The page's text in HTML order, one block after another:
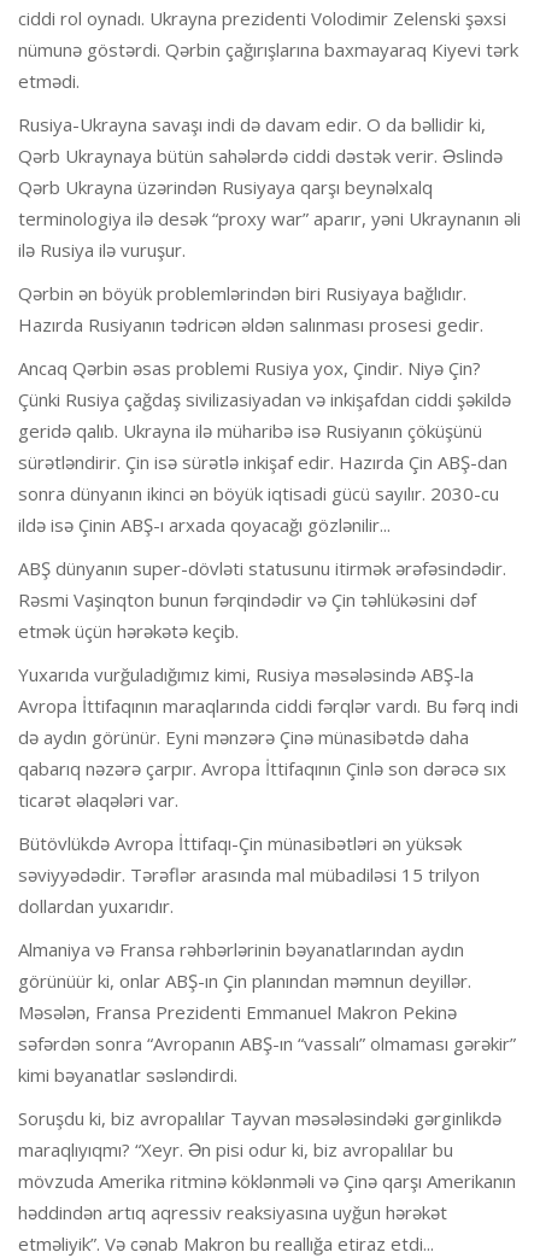
ciddi rol oynadı. Ukrayna prezidenti Volodimir Zelenski şəxsi
nümunə göstərdi. Qərbin çağırışlarına baxmayaraq Kiyevi tərk
etmədi.
Rusiya-Ukrayna savaşı indi də davam edir. O da bəllidir ki,
Qərb Ukraynaya bütün sahələrdə ciddi dəstək verir. Əslində
Qərb Ukrayna üzərindən Rusiyaya qarşı beynəlxalq
terminologiya ilə desək “proxy war” aparır, yəni Ukraynanın əli
ilə Rusiya ilə vuruşur.
Qərbin ən böyük problemlərindən biri Rusiyaya bağlıdır.
Hazırda Rusiyanın tədricən əldən salınması prosesi gedir.
Ancaq Qərbin əsas problemi Rusiya yox, Çindir. Niyə Çin?
Çünki Rusiya çağdaş sivilizasiyadan və inkişafdan ciddi şəkildə
geridə qalıb. Ukrayna ilə müharibə isə Rusiyanın çöküşünü
sürətləndirir. Çin isə sürətlə inkişaf edir. Hazırda Çin ABŞ-dan
sonra dünyanın ikinci ən böyük iqtisadi gücü sayılır. 2030-cu
ildə isə Çinin ABŞ-ı arxada qoyacağı gözlənilir...
ABŞ dünyanın super-dövləti statusunu itirmək ərəfəsindədir.
Rəsmi Vaşinqton bunun fərqindədir və Çin təhlükəsini dəf
etmək üçün hərəkətə keçib.
Yuxarıda vurğuladığımız kimi, Rusiya məsələsində ABŞ-la
Avropa İttifaqının maraqlarında ciddi fərqlər vardı. Bu fərq indi
də aydın görünür. Eyni mənzərə Çinə münasibətdə daha
qabarıq nəzərə çarpır. Avropa İttifaqının Çinlə son dərəcə sıx
ticarət əlaqələri var.
Bütövlükdə Avropa İttifaqı-Çin münasibətləri ən yüksək
səviyyədədir. Tərəflər arasında mal mübadiləsi 15 trilyon
dollardan yuxarıdır.
Almaniya və Fransa rəhbərlərinin bəyanatlarından aydın
görünüür ki, onlar ABŞ-ın Çin planından məmnun deyillər.
Məsələn, Fransa Prezidenti Emmanuel Makron Pekinə
səfərdən sonra “Avropanın ABŞ-ın “vassalı” olmaması gərəkir”
kimi bəyanatlar səsləndirdi.
Soruşdu ki, biz avropalılar Tayvan məsələsindəki gərginlikdə
maraqlıyıqmı? “Xeyr. Ən pisi odur ki, biz avropalılar bu
mövzuda Amerika ritminə köklənməli və Çinə qarşı Amerikanın
həddindən artıq aqressiv reaksiyasına uyğun hərəkət
etməliyik”. Və cənab Makron bu reallığa etiraz etdi...